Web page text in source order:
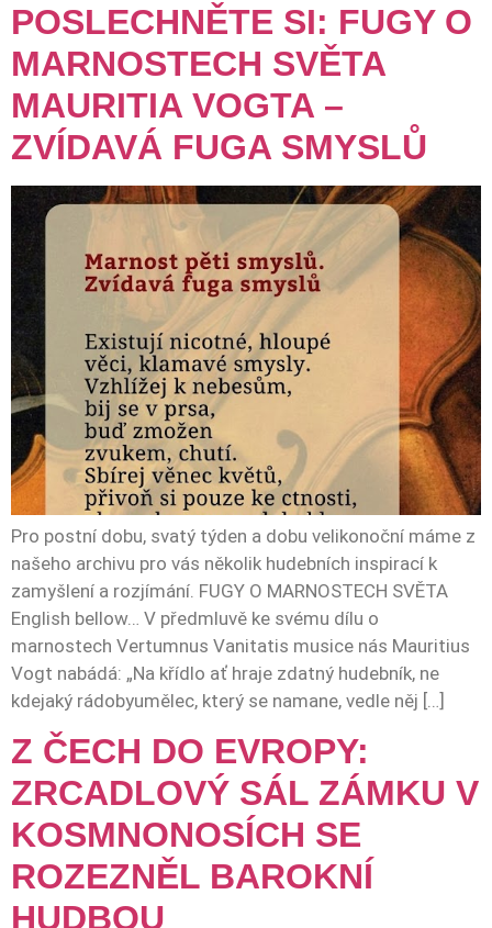
POSLECHNĚTE SI: FUGY O
MARNOSTECH SVĚTA
MAURITIA VOGTA –
ZVÍDAVÁ FUGA SMYSLŮ
Pro postní dobu, svatý týden a dobu velikonoční máme z
našeho archivu pro vás několik hudebních inspirací k
zamyšlení a rozjímání. FUGY O MARNOSTECH SVĚTA
English bellow… V předmluvě ke svému dílu o
marnostech Vertumnus Vanitatis musice nás Mauritius
Vogt nabádá: „Na křídlo ať hraje zdatný hudebník, ne
kdejaký rádobyumělec, který se namane, vedle něj […]
Z ČECH DO EVROPY:
ZRCADLOVÝ SÁL ZÁMKU V
KOSMNONOSÍCH SE
ROZEZNĚL BAROKNÍ
HUDBOU